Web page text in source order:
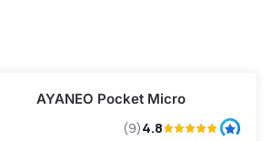
AYANEO Pocket Micro